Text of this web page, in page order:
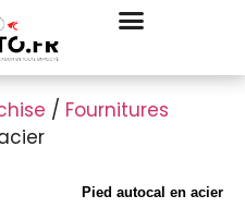
/ Fournitures
Pied autocal en acier